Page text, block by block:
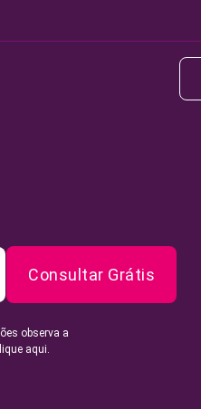
Consultar Grátis
observa a
aqui.